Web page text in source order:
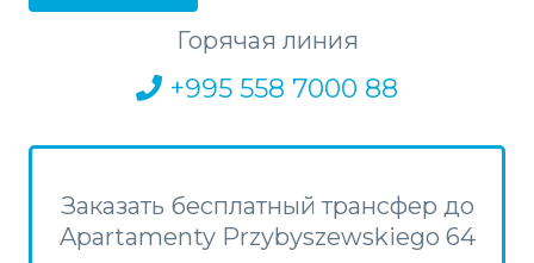
Горячая линия
+995 558 7000 88
Заказать бесплатный трансфер до
Apartamenty Przybyszewskiego 64